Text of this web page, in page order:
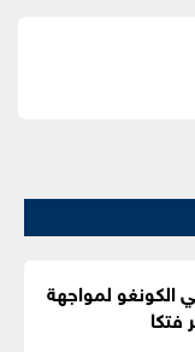
الكونغو لمواجهة
فتكا